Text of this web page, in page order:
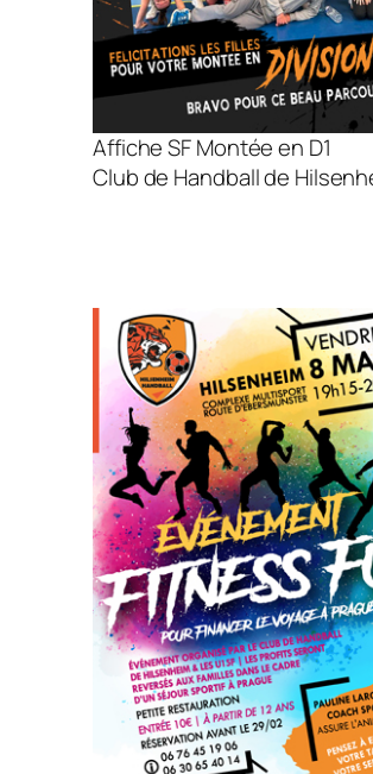
Affiche SF Montée en D1
Club de Handball de